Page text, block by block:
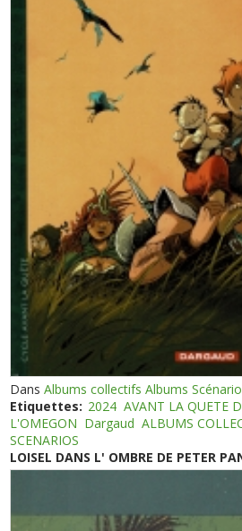
DansAlbums collectifs Albums
Etiquettes: 2024 AVANT LA QUETE
L'OMEGON Dargaud ALBUMS
SCENARIOS
LOISEL DANS L' OMBRE DE PETER